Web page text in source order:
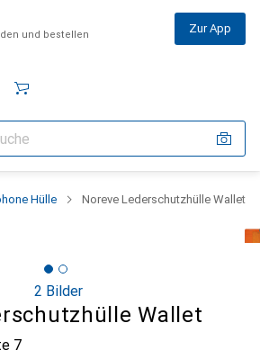
und bestellen Zur App
Hülle Noreve Lederschutzhülle Wallet
2 Bilder
Wallet
7